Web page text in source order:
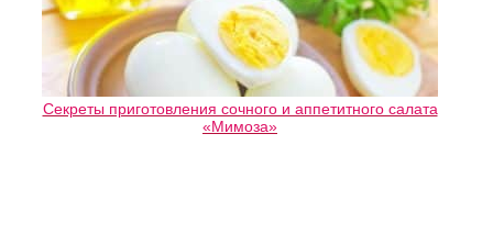
Секреты приготовления сочного и аппетитного салата
«Мимоза»